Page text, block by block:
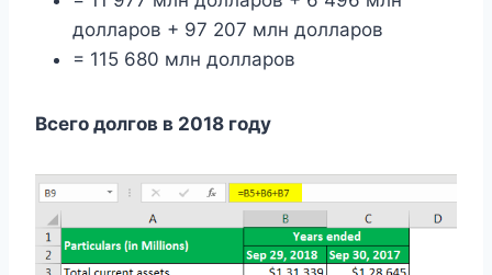
долларов + 97 207 млн ​​долларов
= 115 680 млн долларов
Всего долгов в 2018 году